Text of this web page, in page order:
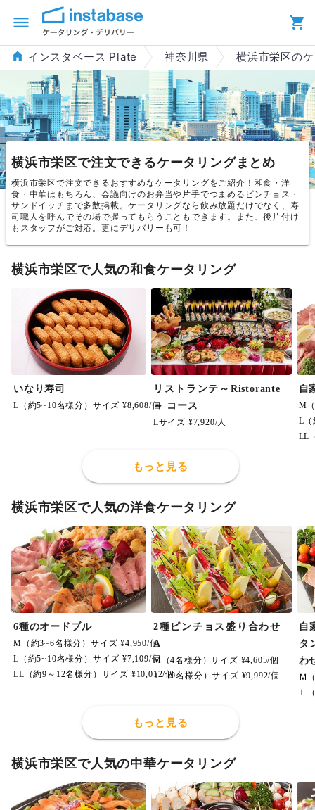
インスタベース Plate 神奈川県 横浜市栄区の
横浜市栄区で注文できるケータリングまとめ
横浜市栄区で注文できるおすすめなケータリングをご紹介！和食・洋
食・中華はもちろん、会議向けのお弁当や片手でつまめるピンチョス・
サンドイッチまで多数掲載。ケータリングなら飲み放題だけでなく、寿
司職人を呼んでその場で握ってもらうこともできます。また、後片付け
もスタッフがご対応。更にデリバリーも可！
横浜市栄区で人気の和食ケータリング
いなり寿司
L（約5~10名様分）サイズ ¥8,608/個
リストランテ～Ristorante
～ コース
Lサイズ ¥7,920/人
自
M
L（
LL
もっと見る
横浜市栄区で人気の洋食ケータリング
6種のオードブル
M（約3~6名様分）サイズ ¥4,950/個
L（約5~10名様分）サイズ ¥7,109/個
LL（約9～12名様分）サイズ ¥10,012/個
2種ピンチョス盛り合わせ
A
M（4名様分）サイズ ¥4,605/個
Ｌ（9名様分）サイズ ¥9,992/個
自
タ
わ
Ｍ
Ｌ
もっと見る
横浜市栄区で人気の中華ケータリング